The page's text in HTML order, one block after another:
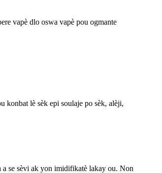
vapè dlo oswa vapè pou ogmante
konbat lè sèk epi soulaje po sèk, alèji,
a se sèvi ak yon imidifikatè lakay ou. Non